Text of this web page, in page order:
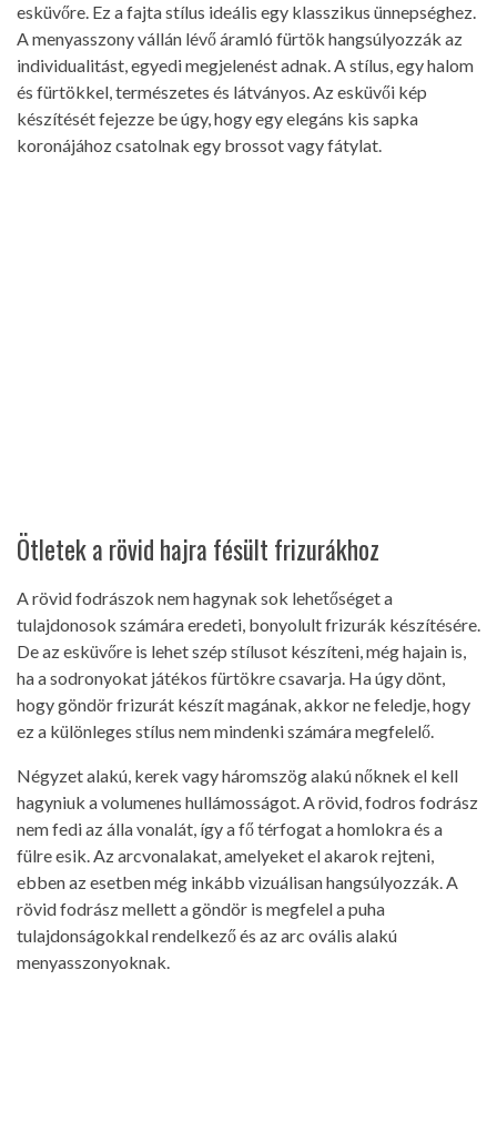
esküvőre. Ez a fajta stílus ideális egy klasszikus ünnepséghez.
A menyasszony vállán lévő áramló fürtök hangsúlyozzák az
individualitást, egyedi megjelenést adnak. A stílus, egy halom
és fürtökkel, természetes és látványos. Az esküvői kép
készítését fejezze be úgy, hogy egy elegáns kis sapka
koronájához csatolnak egy brossot vagy fátylat.
Ötletek a rövid hajra fésült frizurákhoz
A rövid fodrászok nem hagynak sok lehetőséget a
tulajdonosok számára eredeti, bonyolult frizurák készítésére.
De az esküvőre is lehet szép stílusot készíteni, még hajain is,
ha a sodronyokat játékos fürtökre csavarja. Ha úgy dönt,
hogy göndör frizurát készít magának, akkor ne feledje, hogy
ez a különleges stílus nem mindenki számára megfelelő.
Négyzet alakú, kerek vagy háromszög alakú nőknek el kell
hagyniuk a volumenes hullámosságot. A rövid, fodros fodrász
nem fedi az álla vonalát, így a fő térfogat a homlokra és a
fülre esik. Az arcvonalakat, amelyeket el akarok rejteni,
ebben az esetben még inkább vizuálisan hangsúlyozzák. A
rövid fodrász mellett a göndör is megfelel a puha
tulajdonságokkal rendelkező és az arc ovális alakú
menyasszonyoknak.